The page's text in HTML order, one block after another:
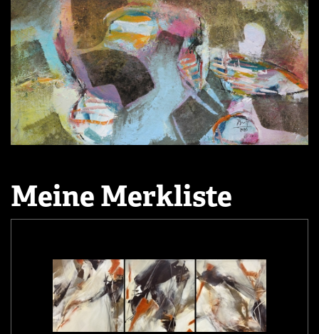
Meine Merkliste